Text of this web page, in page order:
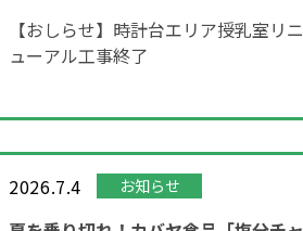
【おしらせ】時計台エリア授乳室リニ
ューアル工事終了
2026.7.4 お知らせ